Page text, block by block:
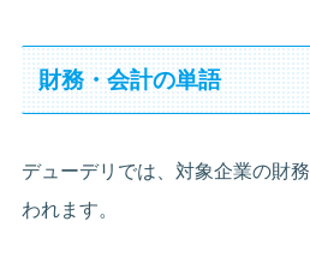
財務・会計の単語
デューデリでは、対象企業の財
われます。